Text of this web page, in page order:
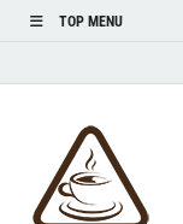
TOP MENU